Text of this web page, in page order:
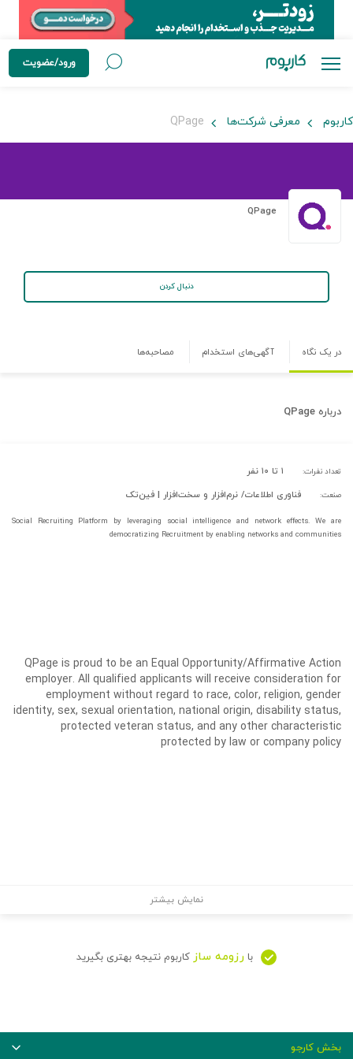
ورود/عضویت
کاربوم معرفی شرکت‌ها
QPage
دنبال کردن
در یک نگاه آگهی‌های استخدام مصاحبه‌ها
درباره QPage
تعداد نفرات: ۱ تا ۱۰ نفر
صنعت: فناوری اطلاعات/ نرم‌افزار و سخت‌افزار | فین‌تک
Social Recruiting Platform by leveraging social intelligence and network effects. We are
democratizing Recruitment by enabling networks and communities
QPage is proud to be an Equal Opportunity/Affirmative Action
employer. All qualified applicants will receive consideration for
employment without regard to race, color, religion, gender
identity, sex, sexual orientation, national origin, disability status,
protected veteran status, and any other characteristic
protected by law or company policy
نمایش بیشتر
با رزومه ساز کاربوم نتیجه بهتری بگیرید
بخش کارجو